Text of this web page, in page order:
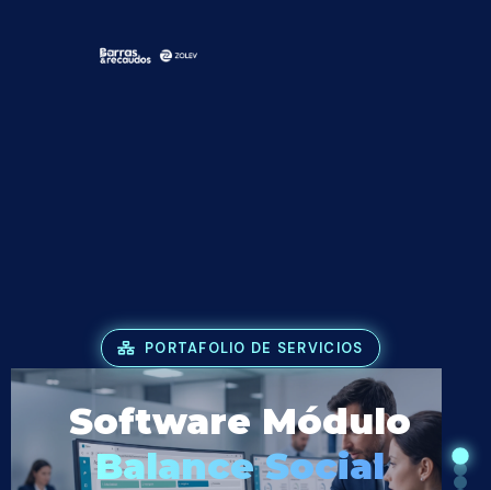
PORTAFOLIO DE SERVICIOS
Software Módulo
Balance Social